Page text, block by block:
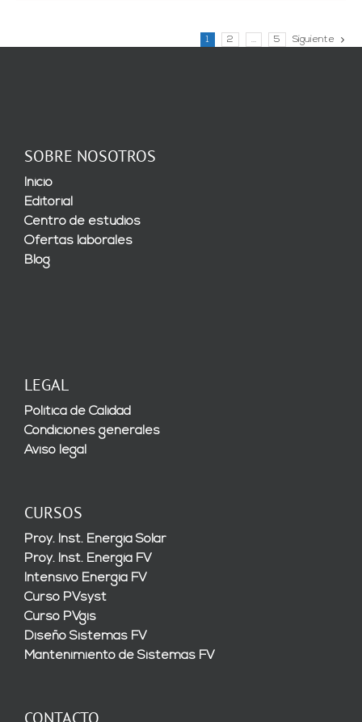
1 2 … 5 Siguiente
SOBRE NOSOTROS
Inicio
Editorial
Centro de estudios
Ofertas laborales
Blog
LEGAL
Política de Calidad
Condiciones generales
Aviso legal
CURSOS
Proy. Inst. Energía Solar
Proy. Inst. Energía FV
Intensivo Energía FV
Curso PVsyst
Curso PVgis
Diseño Sistemas FV
Mantenimiento de Sistemas FV